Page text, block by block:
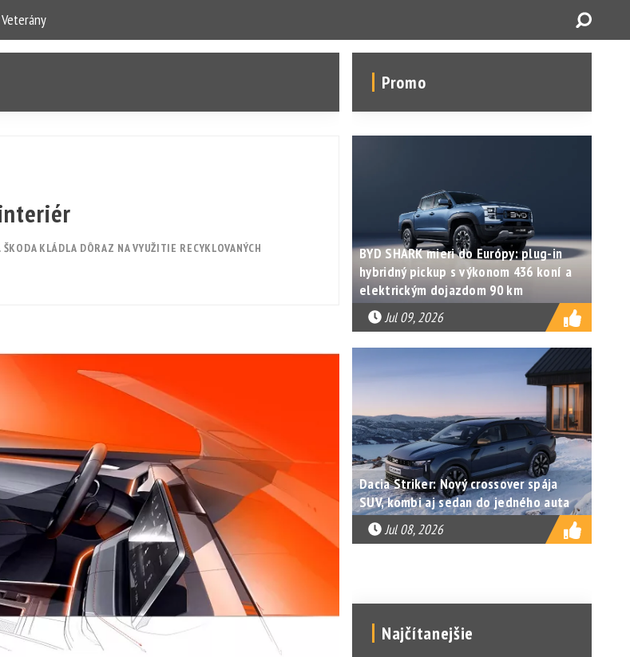
Veterány
KLÁDLA DÔRAZ NA VYUŽITIE RECYKLOVANÝCH
Promo
BYD SHARK mieri do Európy: plug-in
hybridný pickup s výkonom 436 koní a
elektrickým dojazdom 90 km
Jul 09, 2026
Dacia Striker: Nový crossover spája
SUV, kombi aj sedan do jedného auta
Jul 08, 2026
Najčítanejšie